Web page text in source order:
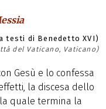
testi di Benedetto XVI)
del Vaticano, Vaticano)
Gesù e lo confessa
la discesa dello
quale termina la